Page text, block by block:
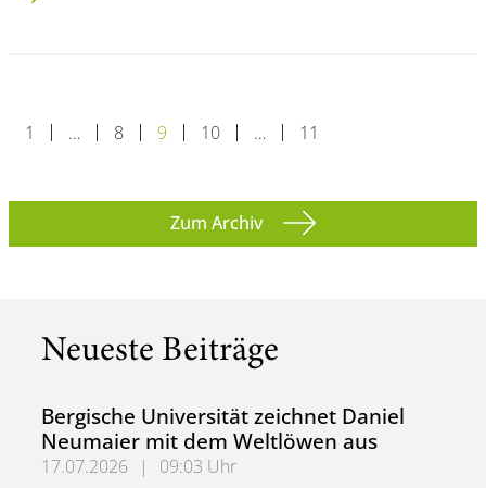
1 … 8 9 10 … 11
Zum Archiv
Neueste Beiträge
Bergische Universität zeichnet Daniel
Neumaier mit dem Weltlöwen aus
17.07.2026 |
09:03 Uhr